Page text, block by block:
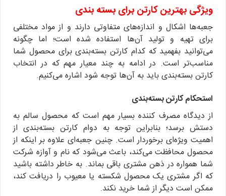
ویژگی بهترین کارتن برای بسته بندی
جعبه‌ها اشکال و اندازه‌های متفاوتی دارند و از مواد مختلفی
برای تهیه و تولید آن‌ها استفاده شده است؛ اما چگونه
می‌توانید بفهمید که کدام کارتن بسته‌بندی برای محصول شما
مناسب‌تر است. در ادامه به چند معیار مهم که در انتخاب
کارتن بسته‌بندی باید به آن‌ها توجه شود اشاره می‌کنیم.
استحکام کارتن بسته‌بندی
از دیدگاه مصرف کننده بسیار مهم است که محصول سالم به
دستش برسد؛ بنابراین توجه به دوام کارتن بسته‌بندی از
اهمیت ویژه‌ای برخوردار است. چنین جعبه‌ای علاوه بر اینکه از
محصول محافظت می‌کند، باعث می‌شود که نام و آوازه شرکت
شما همواره در ذهن مشتری باقی بماند. به خاطر داشته باشید
که اگر مشتری یک محصول شکسته یا معیوب را دریافت کند،
ممکن است دیگر از شما خرید نکند.